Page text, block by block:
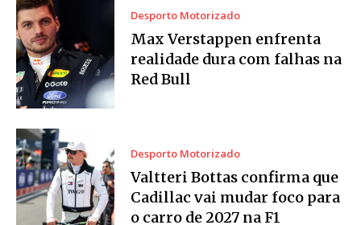
Desporto Motorizado
Max Verstappen enfrenta
realidade dura com falhas na
Red Bull
Desporto Motorizado
Valtteri Bottas confirma que
Cadillac vai mudar foco para
o carro de 2027 na F1